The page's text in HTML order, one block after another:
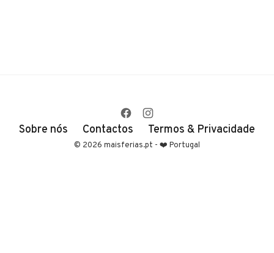
Sobre nós Contactos Termos & Privacidade
© 2026 maisferias.pt - ❤️ Portugal